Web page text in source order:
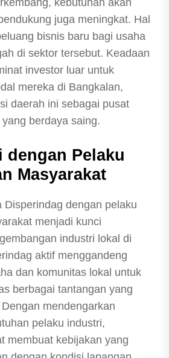
kebutuhan akan
juga meningkat. Hal
bisnis baru bagi usaha
di sektor tersebut. Keadaan
investor luar untuk
mereka di Bangkalan,
daerah ini sebagai pusat
berdaya saing.
dengan Pelaku
Masyarakat
Disperindag dengan pelaku
menjadi kunci
industri lokal di
aktif menggandeng
dan komunitas lokal untuk
berbagai tantangan yang
mendengarkan
pelaku industri,
membuat kebijakan yang